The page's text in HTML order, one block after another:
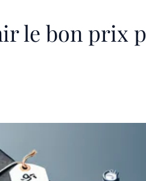
le bon prix